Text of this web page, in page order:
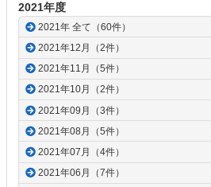
2021年度
2021年 全て（60件）
2021年12月（2件）
2021年11月（5件）
2021年10月（2件）
2021年09月（3件）
2021年08月（5件）
2021年07月（4件）
2021年06月（7件）